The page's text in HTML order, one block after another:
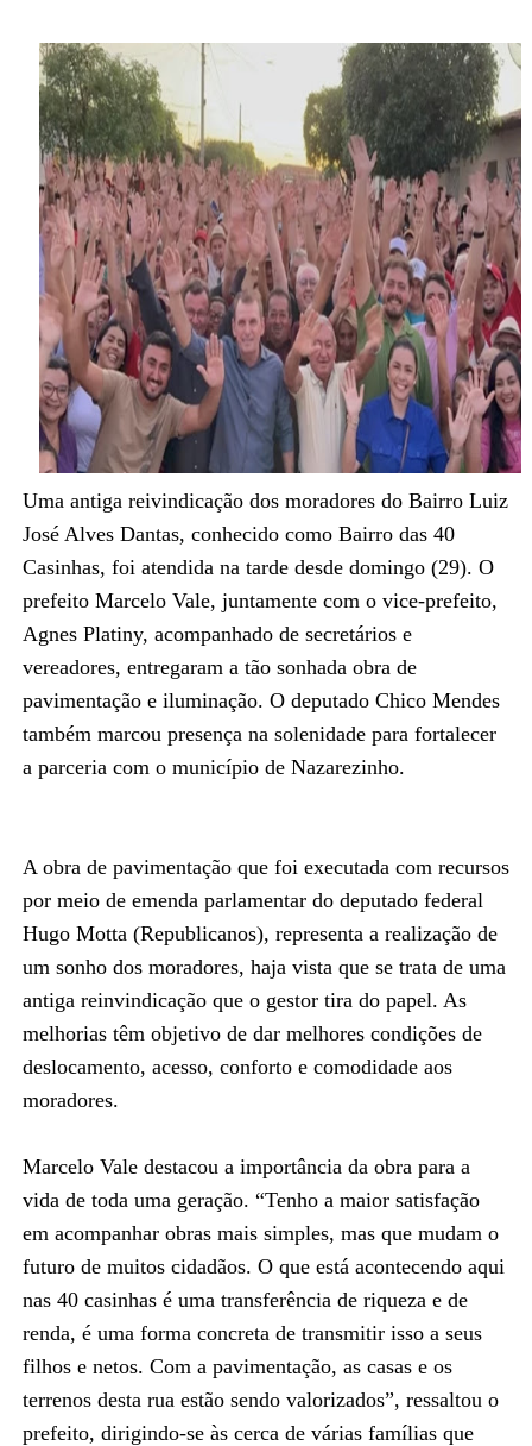
Uma antiga reivindicação dos moradores do Bairro Luiz
José Alves Dantas, conhecido como Bairro das 40
Casinhas, foi atendida na tarde desde domingo (29). O
prefeito Marcelo Vale, juntamente com o vice-prefeito,
Agnes Platiny, acompanhado de secretários e
vereadores, entregaram a tão sonhada obra de
pavimentação e iluminação. O deputado Chico Mendes
também marcou presença na solenidade para fortalecer
a parceria com o município de Nazarezinho.
A obra de pavimentação que foi executada com recursos
por meio de emenda parlamentar do deputado federal
Hugo Motta (Republicanos), representa a realização de
um sonho dos moradores, haja vista que se trata de uma
antiga reinvindicação que o gestor tira do papel. As
melhorias têm objetivo de dar melhores condições de
deslocamento, acesso, conforto e comodidade aos
moradores.
Marcelo Vale destacou a importância da obra para a
vida de toda uma geração. “Tenho a maior satisfação
em acompanhar obras mais simples, mas que mudam o
futuro de muitos cidadãos. O que está acontecendo aqui
nas 40 casinhas é uma transferência de riqueza e de
renda, é uma forma concreta de transmitir isso a seus
filhos e netos. Com a pavimentação, as casas e os
terrenos desta rua estão sendo valorizados”, ressaltou o
prefeito, dirigindo-se às cerca de várias famílias que